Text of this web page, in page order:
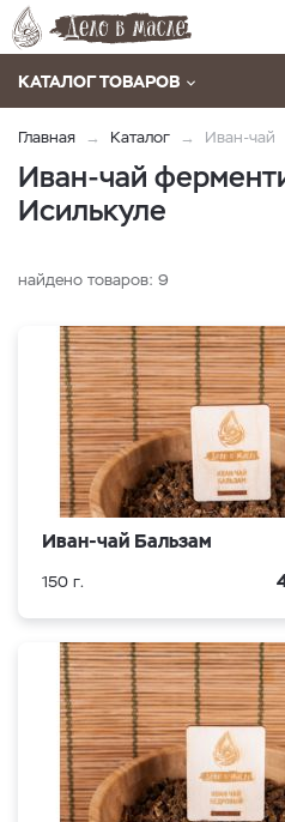
КАТАЛОГ ТОВАРОВ
Главная Каталог Иван-чай
Иван-чай
Исилькуле
найдено товаров: 9
Иван-чай Бальзам
150 г.